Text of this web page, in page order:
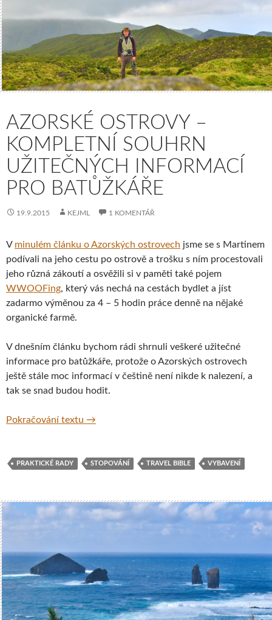
AZORSKÉ OSTROVY –
KOMPLETNÍ SOUHRN
UŽITEČNÝCH INFORMACÍ
PRO BATŮŽKÁŘE
19.9.2015 KEJML 1 KOMENTÁŘ
V minulém článku o Azorských ostrovech jsme se s Martinem
podívali na jeho cestu po ostrově a trošku s ním procestovali
jeho různá zákoutí a osvěžili si v paměti také pojem
WWOOFing, který vás nechá na cestách bydlet a jíst
zadarmo výměnou za 4 – 5 hodin práce denně na nějaké
organické farmě.
V dnešním článku bychom rádi shrnuli veškeré užitečné
informace pro batůžkáře, protože o Azorských ostrovech
ještě stále moc informací v češtině není nikde k nalezení, a
tak se snad budou hodit.
Pokračování textu Azorské ostrovy – kompletní souhrn
→
PRAKTICKÉ RADY STOPOVÁNÍ TRAVEL BIBLE VYBAVENÍ